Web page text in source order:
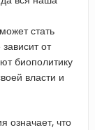
стать
от
биополитику
власти и
означает, что